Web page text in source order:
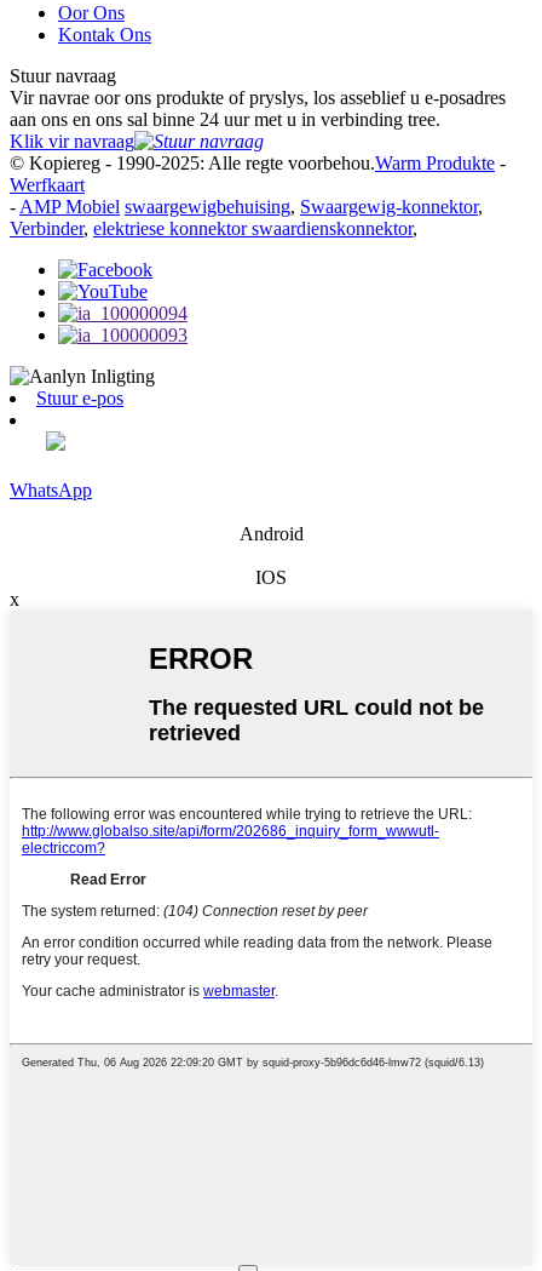
Oor Ons
Kontak Ons
Stuur navraag
Vir navrae oor ons produkte of pryslys, los asseblief u e-posadres
aan ons en ons sal binne 24 uur met u in verbinding tree.
Klik vir navraag
© Kopiereg - 1990-2025: Alle regte voorbehou.Warm Produkte -
Werfkaart
- AMP Mobiel swaargewigbehuising, Swaargewig-konnektor,
Verbinder, elektriese konnektor swaardienskonnektor,
Stuur e-pos
WhatsApp
Android
IOS
x